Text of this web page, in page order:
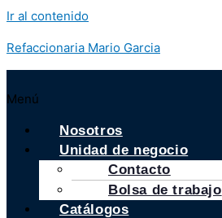
Ir al contenido
Refaccionaria Mario Garcia
Menú
Nosotros
Unidad de negocio
Contacto
Bolsa de trabajo
Catálogos